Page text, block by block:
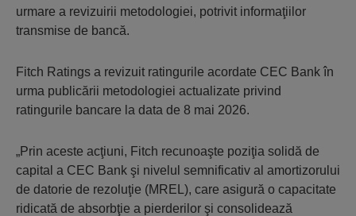
urmare a revizuirii metodologiei, potrivit informaţiilor
transmise de bancă.
Fitch Ratings a revizuit ratingurile acordate CEC Bank în
urma publicării metodologiei actualizate privind
ratingurile bancare la data de 8 mai 2026.
„Prin aceste acţiuni, Fitch recunoaşte poziţia solidă de
capital a CEC Bank şi nivelul semnificativ al amortizorului
de datorie de rezoluţie (MREL), care asigură o capacitate
ridicată de absorbţie a pierderilor şi consolidează